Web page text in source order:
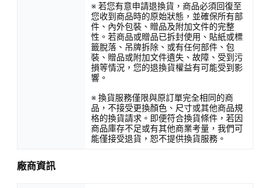
※ 若您有意申請退換貨，商品必須回復至
您收到商品時的原始狀態，並確保所有部
件、內外包裝、贈品及附加文件的完整
性。若商品或贈品已拆封使用、貼紙或標
籤脫落、吊牌拆除、或有任何部件、包
裝、贈品或附加文件遺失、故障、受到污
損等情況，您的退換貨權益有可能受到影
響。
※ 換貨服務僅限與原訂單完全相同的商
品，不接受更換顏色、尺寸或其他商品規
格的換貨請求。即便符合換貨條件，若因
商品庫存不足或有其他商業考量，我們可
能僅接受退貨，恕不提供換貨服務。
廠商資訊